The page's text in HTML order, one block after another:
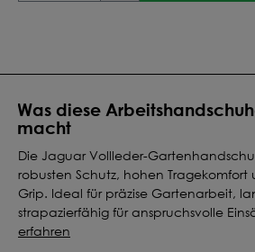
Was diese
macht
Die Jaguar Vollleder-
robusten Schutz, hohen Tragekomfort
Grip. Ideal für präzise Gartenarbeit,
strapazierfähig für anspruchsvolle
erfahren